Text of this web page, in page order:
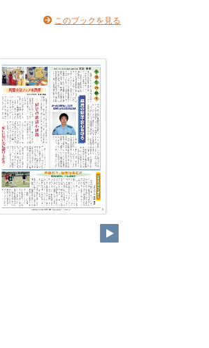
8
このブックを見る